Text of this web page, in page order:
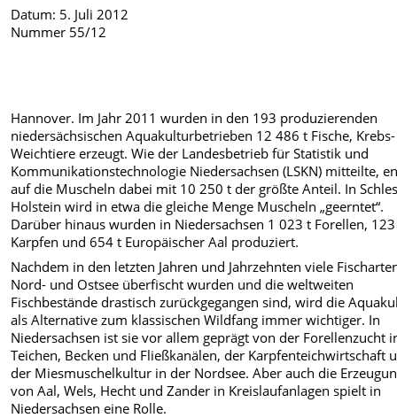
Datum: 5. Juli 2012
Nummer 55/12
Hannover. Im Jahr 2011 wurden in den 193 produzierenden
niedersächsischen Aquakulturbetrieben 12 486 t Fische,
Weichtiere erzeugt. Wie der Landesbetrieb für Statistik und
Kommunikationstechnologie Niedersachsen (LSKN) mitteilte,
auf die Muscheln dabei mit 10 250 t der größte Anteil. In
Holstein wird in etwa die gleiche Menge Muscheln „geerntet“.
Darüber hinaus wurden in Niedersachsen 1 023 t Forellen,
Karpfen und 654 t Europäischer Aal produziert.
Nachdem in den letzten Jahren und Jahrzehnten viele
Nord- und Ostsee überfischt wurden und die weltweiten
Fischbestände drastisch zurückgegangen sind, wird die
als Alternative zum klassischen Wildfang immer wichtiger. In
Niedersachsen ist sie vor allem geprägt von der Forellenzucht
Teichen, Becken und Fließkanälen, der Karpfenteichwirtschaft
der Miesmuschelkultur in der Nordsee. Aber auch die
von Aal, Wels, Hecht und Zander in Kreislaufanlagen spielt in
Niedersachsen eine Rolle.